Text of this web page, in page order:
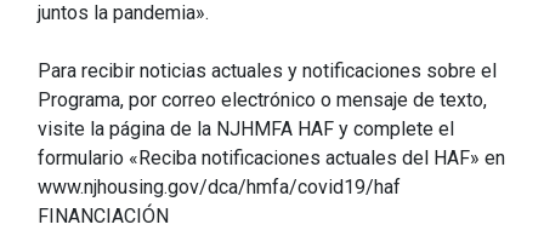
juntos la pandemia».
Para recibir noticias actuales y notificaciones sobre el
Programa, por correo electrónico o mensaje de texto,
visite la página de la NJHMFA HAF y complete el
formulario «Reciba notificaciones actuales del HAF» en
www.njhousing.gov/dca/hmfa/covid19/haf
FINANCIACIÓN